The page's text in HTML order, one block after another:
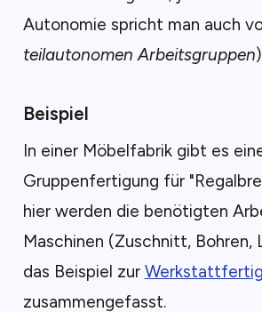
Autonomie spricht man auch
teilautonomen Arbeitsgruppen
Beispiel
In einer Möbelfabrik gibt es
Gruppenfertigung für
hier werden die benötigten
Maschinen (Zuschnitt, Bohren,
das Beispiel zur
zusammengefasst.